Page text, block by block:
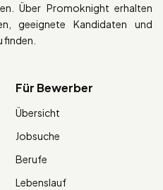
Über Promoknight erhalten
geeignete Kandidaten und
finden.
Für Bewerber
Übersicht
Jobsuche
Berufe
Lebenslauf